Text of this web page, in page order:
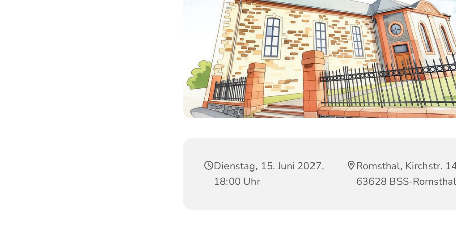
Dienstag, 15. Juni 2027,
18:00 Uhr
Romsthal, Kirchstr.
63628 BSS-Romsthal